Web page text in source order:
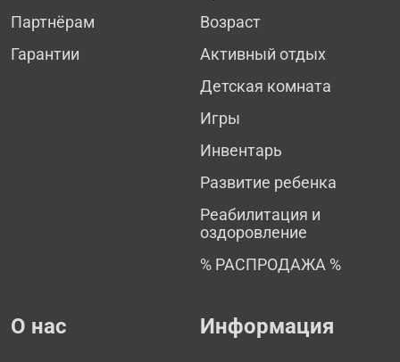
Партнёрам
Гарантии
Возраст
Активный отдых
Детская комната
Игры
Инвентарь
Развитие ребенка
Реабилитация и
оздоровление
% РАСПРОДАЖА %
О нас Информация